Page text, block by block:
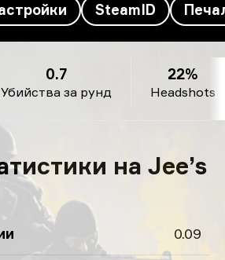
SteamID
Убийства за рунд
0.7
Headshots
22%
на Jee’s
0.09